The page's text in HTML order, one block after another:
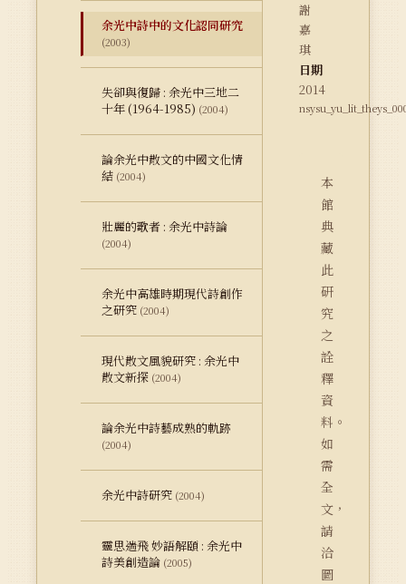
余光中詩中的文化認同研究
(2003)
失卻與復歸 : 余光中三地二
十年 (1964-1985) (2004)
論余光中散文的中國文化情
結 (2004)
壯麗的歌者 : 余光中詩論
(2004)
余光中高雄時期現代詩創作
之研究 (2004)
現代散文風貌研究 : 余光中
散文新探 (2004)
論余光中詩藝成熟的軌跡
(2004)
余光中詩研究 (2004)
靈思遄飛 妙語解頤 : 余光中
詩美創造論 (2005)
謝
嘉
琪
日期
2014
本
館
典
藏
此
研
究
之
詮
釋
資
料。
如
需
全
文，
請
洽
圖